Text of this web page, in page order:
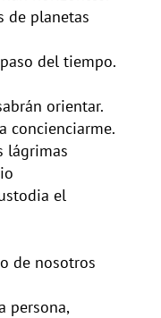
de planetas
del tiempo.
orientar.
concienciarme.
lágrimas
el
de nosotros
persona,